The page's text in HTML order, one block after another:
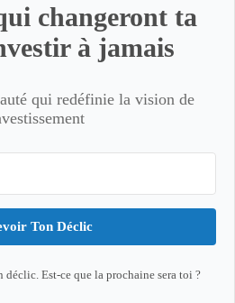
changeront ta
à jamais
qui redéfinie la vision de
Ton Déclic
déclic. Est-ce que la prochaine sera toi ?